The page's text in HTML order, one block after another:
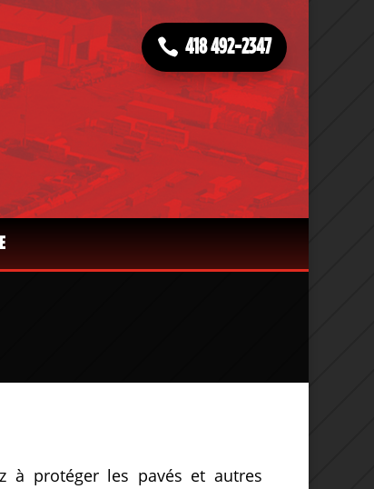
418 492-2347
à protéger les pavés et autres